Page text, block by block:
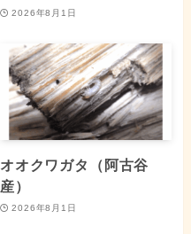
2026年8月1日
オオクワガタ（阿古谷
産）
2026年8月1日